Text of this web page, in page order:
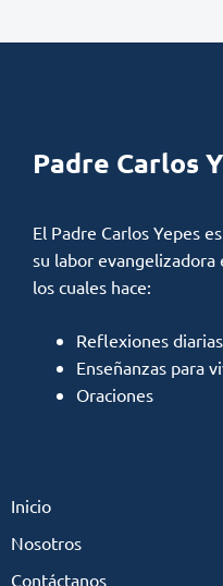
Padre Carlos
El Padre Carlos Yepes
su labor evangelizadora
los cuales hace:
Reflexiones
Enseñanzas para
Oraciones
Inicio
Nosotros
Contáctanos